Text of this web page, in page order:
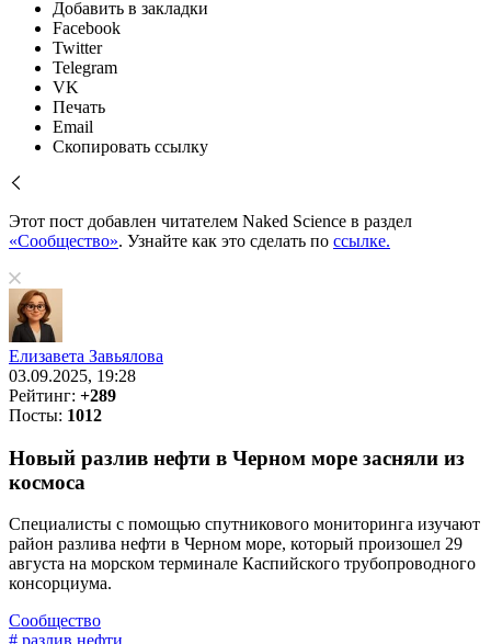
Добавить в закладки
Facebook
Twitter
Telegram
VK
Печать
Email
Скопировать ссылку
Этот пост добавлен читателем Naked Science в раздел
«Сообщество». Узнайте как это сделать по ссылке.
Елизавета Завьялова
03.09.2025, 19:28
Рейтинг: +289
Посты: 1012
Новый разлив нефти в Черном море засняли из
космоса
Специалисты с помощью спутникового мониторинга изучают
район разлива нефти в Черном море, который произошел 29
августа на морском терминале Каспийского трубопроводного
консорциума.
Сообщество